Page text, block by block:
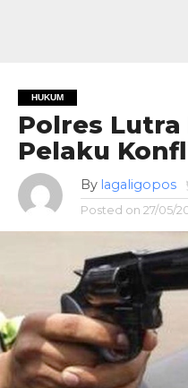
HUKUM
Polres
Pelaku
By lagaligopos
Posted on 27/05/